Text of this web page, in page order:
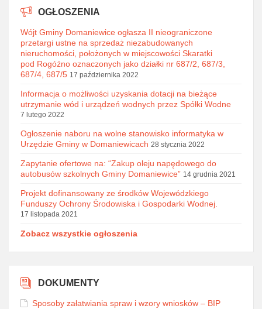
OGŁOSZENIA
Wójt Gminy Domaniewice ogłasza II nieograniczone
przetargi ustne na sprzedaż niezabudowanych
nieruchomości, położonych w miejscowości Skaratki
pod Rogóźno oznaczonych jako działki nr 687/2, 687/3,
687/4, 687/5 17 października 2022
Informacja o możliwości uzyskania dotacji na bieżące
utrzymanie wód i urządzeń wodnych przez Spółki Wodne
7 lutego 2022
Ogłoszenie naboru na wolne stanowisko informatyka w
Urzędzie Gminy w Domaniewicach 28 stycznia 2022
Zapytanie ofertowe na: “Zakup oleju napędowego do
autobusów szkolnych Gminy Domaniewice” 14 grudnia 2021
Projekt dofinansowany ze środków Wojewódzkiego
Funduszy Ochrony Środowiska i Gospodarki Wodnej.
17 listopada 2021
Zobacz wszystkie ogłoszenia
DOKUMENTY
Sposoby załatwiania spraw i wzory wniosków – BIP